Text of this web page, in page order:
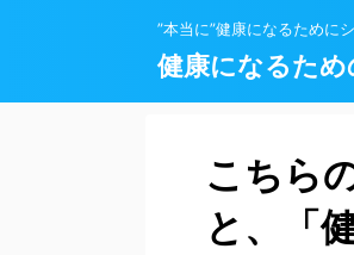
”本当に”健康になるために
健康になるた
こちら
と、「